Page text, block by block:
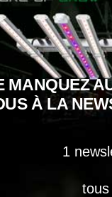
MANQUEZ
À LA
1